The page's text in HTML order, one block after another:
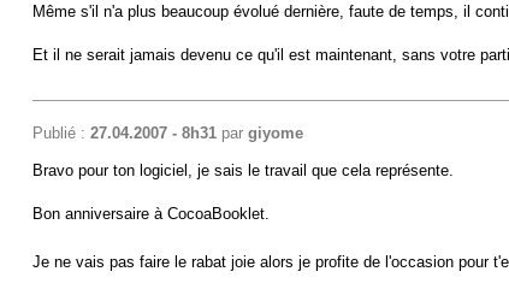
Même s'il n'a plus beaucoup évolué dernière, faute de temps, il
Et il ne serait jamais devenu ce qu'il est maintenant, sans votre
Publié : 27.04.2007 - 8h31par giyome
Bravo pour ton logiciel, je sais le travail que cela représente.
Bon anniversaire à CocoaBooklet.
Je ne vais pas faire le rabat joie alors je profite de l'occasion pour